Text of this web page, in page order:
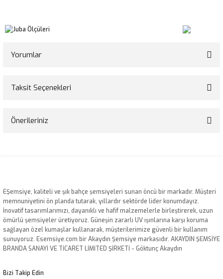
Yorumlar
Taksit Seçenekleri
Önerileriniz
Ürün resmi kalitesiz, bozuk veya görüntülenemiyor.
Ürün açıklamasında eksik bilgiler bulunuyor.
Ürün bilgilerinde hatalar bulunuyor.
Ürün fiyatı diğer sitelerden daha pahalı.
EŞemsiye, kaliteli ve şık bahçe şemsiyeleri sunan öncü bir markadır. Müşteri
memnuniyetini ön planda tutarak, yıllardır sektörde lider konumdayız.
İnovatif tasarımlarımızı, dayanıklı ve hafif malzemelerle birleştirerek, uzun
ömürlü şemsiyeler üretiyoruz. Güneşin zararlı UV ışınlarına karşı koruma
sağlayan özel kumaşlar kullanarak, müşterilerimize güvenli bir kullanım
sunuyoruz. Esemsiye.com bir Akaydın Şemsiye markasıdır. AKAYDIN ŞEMSİYE
BRANDA SANAYİ VE TİCARET LİMİTED ŞİRKETİ - Göktunç Akaydın
Bizi Takip Edin